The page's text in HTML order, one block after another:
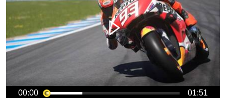
00:00 01:51